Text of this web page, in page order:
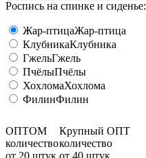
Роспись на спинке и сиденье:
Жар-птицаЖар-птица
КлубникаКлубника
ГжельГжель
ПчёлыПчёлы
ХохломаХохлома
ФилинФилин
ОПТОМ
количество
от 20 штук.
Крупный ОПТ
количество
от 40 штук.